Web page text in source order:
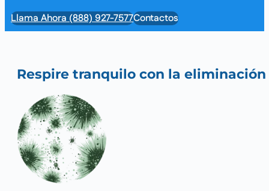
Llama Ahora (888) 927-7577Contactos
Respire tranquilo con la